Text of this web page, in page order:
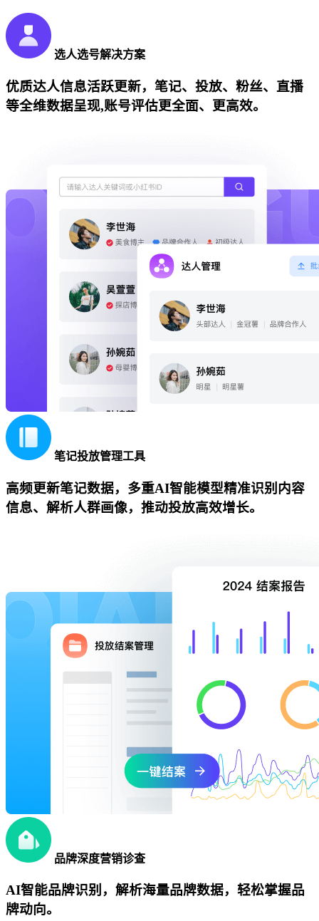
选人选号解决方案
优质达人信息活跃更新，笔记、投放、粉丝、直播
等全维数据呈现,账号评估更全面、更高效。
笔记投放管理工具
高频更新笔记数据，多重AI智能模型精准识别内容
信息、解析人群画像，推动投放高效增长。
品牌深度营销诊查
AI智能品牌识别，解析海量品牌数据，轻松掌握品
牌动向。